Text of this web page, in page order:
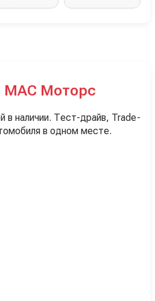
МАС Моторс
в наличии. Тест-драйв, Trade-
в одном месте.